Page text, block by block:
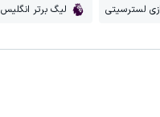
لسترسیتی لیگ برتر انگلیس